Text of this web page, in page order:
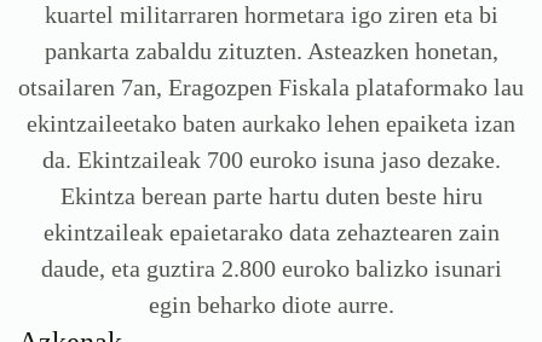
kuartel militarraren hormetara igo ziren eta bi
pankarta zabaldu zituzten. Asteazken honetan,
otsailaren 7an, Eragozpen Fiskala plataformako lau
ekintzaileetako baten aurkako lehen epaiketa izan
da. Ekintzaileak 700 euroko isuna jaso dezake.
Ekintza berean parte hartu duten beste hiru
ekintzaileak epaietarako data zehaztearen zain
daude, eta guztira 2.800 euroko balizko isunari
egin beharko diote aurre.